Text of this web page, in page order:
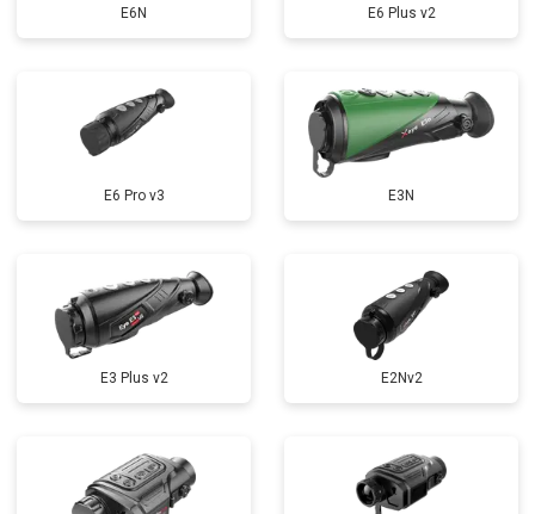
E6N E6 Plus v2
E6 Pro v3 E3N
E3 Plus v2 E2Nv2